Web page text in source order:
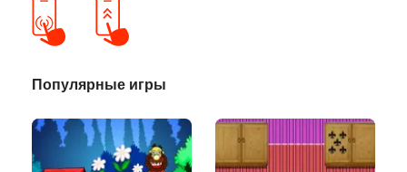
Популярные игры